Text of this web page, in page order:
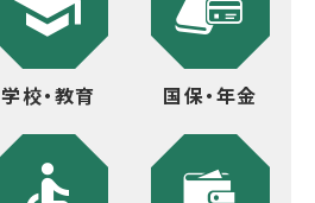
学校・教育 国保・年金